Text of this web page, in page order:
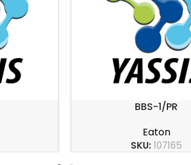
BBS-1/PR
Eaton
SKU:107165